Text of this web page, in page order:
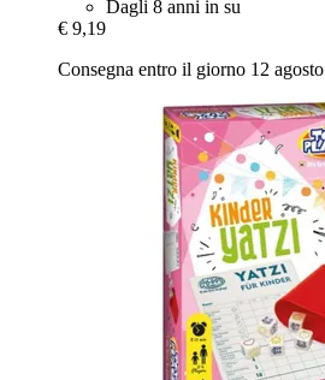
Dagli 8 anni in su
€ 9,19
Consegna entro il giorno 12 agosto